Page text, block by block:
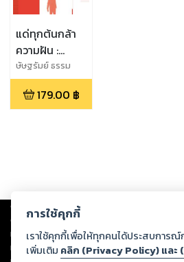
แด่ทุกต้นกล้า
ความฝัน :
ประวัติศาสตร์
กรณีศึกษา และ
เส้นทางการ
ษัษฐรัมย์ ธรรม
บุษย์ดี
179.00 ฿
Copyright © 2026
ต่อผลงานหรือเนื้อหาใดที่อัปโหลดผ่านเว็บไซต์แล
ทรัพย์สินทางปัญญาของบุคคลอื่นหรือขัดต่อกฎห
ทุกท่านโปรดใช้วิจารณญาณในการกลั่นกรองด้ว
การใช้คุกกี้
เราใช้คุกกี้เพื่อให้ทุกคนได้ประสบการ
เพิ่มเติม คลิก (Privacy Policy) และ